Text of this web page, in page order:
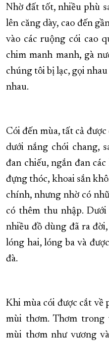
Nhờ đất tốt, nhiều phù
lên căng dày, cao đến
vào các ruộng cói cao
chim manh manh, gà
chúng tôi bị lạc, gọi
nhau.
Cói đến mùa, tất cả
dưới nắng chói chang,
đan chiếu, ngắn đan
đựng thóc, khoai sắn
chính, nhưng nhờ có
có thêm thu nhập. Dưới
nhiều đồ dùng đã ra
lóng hai, lóng ba và
đà.
Khi mùa cói được cắt về
mùi thơm. Thơm trong
mùi thơm như vương